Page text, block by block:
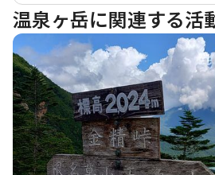
温泉ヶ岳に関連する活